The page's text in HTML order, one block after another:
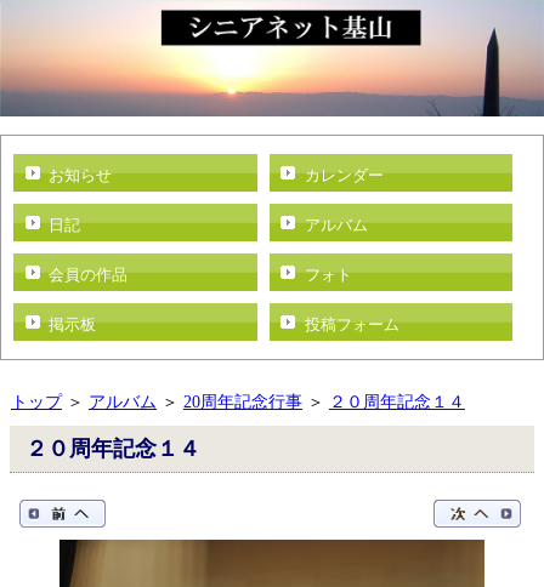
お知らせ カレンダー
日記 アルバム
会員の作品 フォト
掲示板 投稿フォーム
トップ＞ アルバム ＞ 20周年記念行事＞ ２０周年記念１４
２０周年記念１４